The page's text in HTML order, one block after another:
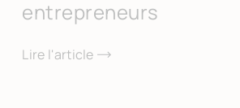
entrepreneurs
Lire l'article